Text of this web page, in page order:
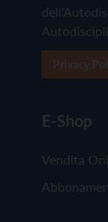
E-Shop
Vendita